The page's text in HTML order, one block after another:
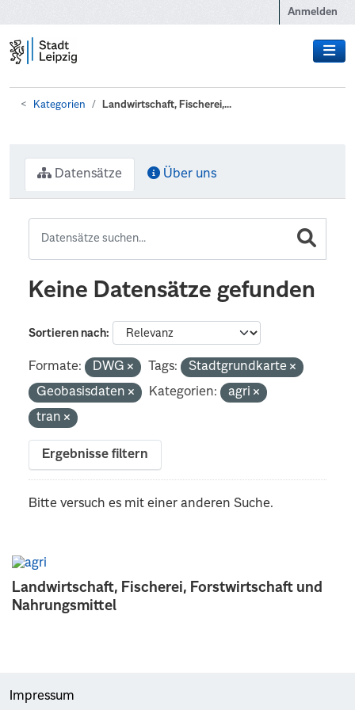
Anmelden
Kategorien Landwirtschaft, Fischerei,...
Landwirtschaft, Fischerei, Forstwirtschaft und
Nahrungsmittel
Datensätze Über uns
Keine Datensätze gefunden
Sortieren nach
Formate: DWG Tags:
Stadtgrundkarte
Geobasisdaten
Kategorien:
agri
tran
Ergebnisse filtern
Bitte versuch es mit einer anderen Suche.
Impressum